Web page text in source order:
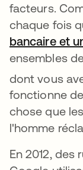
facteurs.
chaque fois
bancaire et
ensembles
dont vous
fonctionne
chose que
l'homme
En 2012,